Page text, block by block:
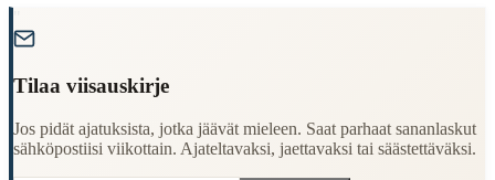
Cultural Context
Language:Finnish (suomi)
Period:Traditional folk wisdom
Tilaa viisauskirje
Jos pidät ajatuksista, jotka jäävät mieleen. Saat parhaat sananlaskut
sähköpostiisi viikottain. Ajateltavaksi, jaettavaksi tai säästettäväksi.